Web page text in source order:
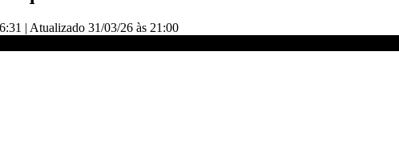
| Atualizado 31/03/26 às 21:00